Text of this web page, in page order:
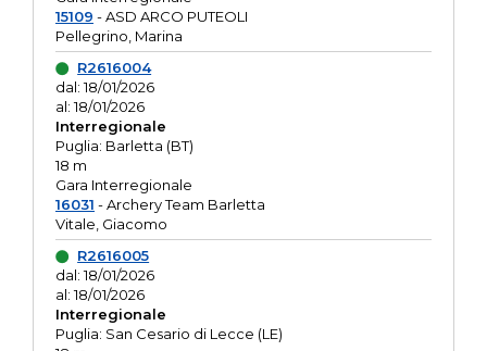
15109 - ASD ARCO PUTEOLI
Pellegrino, Marina
R2616004
dal: 18/01/2026
al: 18/01/2026
Interregionale
Puglia: Barletta (BT)
18 m
Gara Interregionale
16031 - Archery Team Barletta
Vitale, Giacomo
R2616005
dal: 18/01/2026
al: 18/01/2026
Interregionale
Puglia: San Cesario di Lecce (LE)